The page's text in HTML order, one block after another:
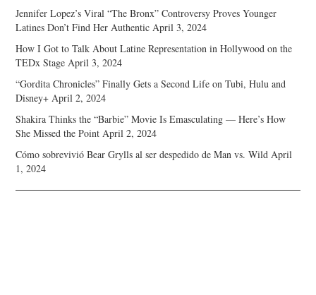
Jennifer Lopez’s Viral “The Bronx” Controversy Proves Younger
Latines Don’t Find Her Authentic April 3, 2024
How I Got to Talk About Latine Representation in Hollywood on the
TEDx Stage April 3, 2024
“Gordita Chronicles” Finally Gets a Second Life on Tubi, Hulu and
Disney+ April 2, 2024
Shakira Thinks the “Barbie” Movie Is Emasculating — Here’s How
She Missed the Point April 2, 2024
Cómo sobrevivió Bear Grylls al ser despedido de Man vs. Wild April
1, 2024